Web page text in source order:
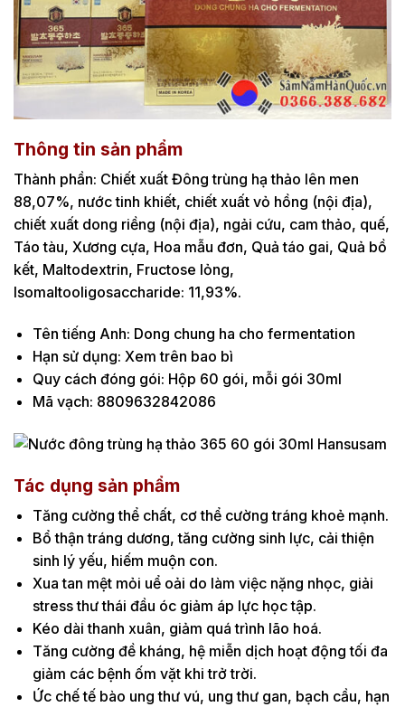
Thông tin sản phẩm
Thành phần: Chiết xuất Đông trùng hạ thảo lên men
88,07%, nước tinh khiết, chiết xuất vỏ hồng (nội địa),
chiết xuất dong riềng (nội địa), ngải cứu, cam thảo, quế,
Táo tàu, Xương cựa, Hoa mẫu đơn, Quả táo gai, Quả bồ
kết, Maltodextrin, Fructose lỏng,
Isomaltooligosaccharide: 11,93%.
Tên tiếng Anh: Dong chung ha cho fermentation
Hạn sử dụng: Xem trên bao bì
Quy cách đóng gói: Hộp 60 gói, mỗi gói 30ml
Mã vạch: 8809632842086
Tác dụng sản phẩm
Tăng cường thể chất, cơ thể cường tráng khoẻ mạnh.
Bổ thận tráng dương, tăng cường sinh lực, cải thiện
sinh lý yếu, hiếm muộn con.
Xua tan mệt mỏi uể oải do làm việc nặng nhọc, giải
stress thư thái đầu óc giảm áp lực học tập.
Kéo dài thanh xuân, giảm quá trình lão hoá.
Tăng cường đề kháng, hệ miễn dịch hoạt động tối đa
giảm các bệnh ốm vặt khi trở trời.
Ức chế tế bào ung thư vú, ung thư gan, bạch cầu, hạn